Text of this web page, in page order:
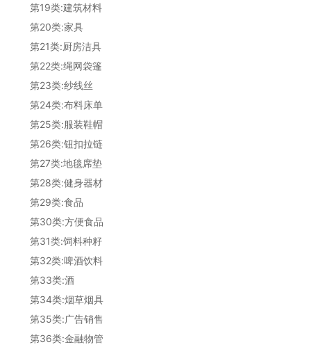
第19类:建筑材料
第20类:家具
第21类:厨房洁具
第22类:绳网袋篷
第23类:纱线丝
第24类:布料床单
第25类:服装鞋帽
第26类:钮扣拉链
第27类:地毯席垫
第28类:健身器材
第29类:食品
第30类:方便食品
第31类:饲料种籽
第32类:啤酒饮料
第33类:酒
第34类:烟草烟具
第35类:广告销售
第36类:金融物管